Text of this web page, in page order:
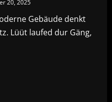
20, 2025
Gebäude denkt
Lüüt laufed dur Gäng,